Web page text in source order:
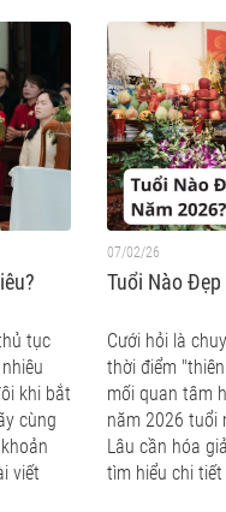
tục
khi bắt
cùng
viết
07/02/26
Tuổi Nào
Cưới hỏi là
thời điểm
mối quan tâm
năm 2026 tuổi
Lâu cần hóa
tìm hiểu chi tiết